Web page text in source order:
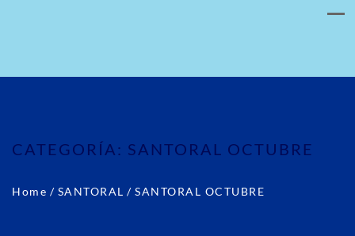
CATEGORÍA: SANTORAL OCTUBRE
Home / SANTORAL / SANTORAL OCTUBRE